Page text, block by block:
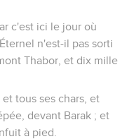
c'est ici le jour où
n'est-il pas sorti
Thabor, et dix mille
tous ses chars, et
devant Barak ; et
à pied.